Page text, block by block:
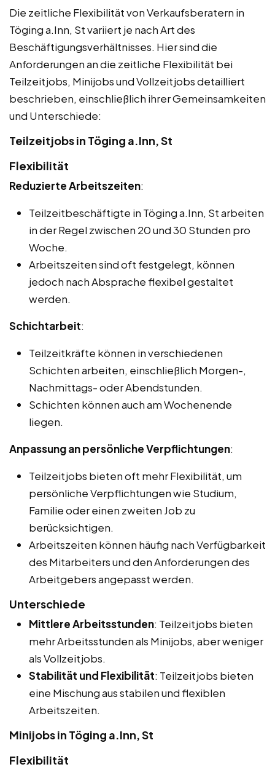
Die zeitliche Flexibilität von Verkaufsberatern in
Töging a.Inn, St variiert je nach Art des
Beschäftigungsverhältnisses. Hier sind die
Anforderungen an die zeitliche Flexibilität bei
Teilzeitjobs, Minijobs und Vollzeitjobs detailliert
beschrieben, einschließlich ihrer Gemeinsamkeiten
und Unterschiede:
Teilzeitjobs in Töging a.Inn, St
Flexibilität
Reduzierte Arbeitszeiten:
Teilzeitbeschäftigte in Töging a.Inn, St arbeiten
in der Regel zwischen 20 und 30 Stunden pro
Woche.
Arbeitszeiten sind oft festgelegt, können
jedoch nach Absprache flexibel gestaltet
werden.
Schichtarbeit:
Teilzeitkräfte können in verschiedenen
Schichten arbeiten, einschließlich Morgen-,
Nachmittags- oder Abendstunden.
Schichten können auch am Wochenende
liegen.
Anpassung an persönliche Verpflichtungen:
Teilzeitjobs bieten oft mehr Flexibilität, um
persönliche Verpflichtungen wie Studium,
Familie oder einen zweiten Job zu
berücksichtigen.
Arbeitszeiten können häufig nach Verfügbarkeit
des Mitarbeiters und den Anforderungen des
Arbeitgebers angepasst werden.
Unterschiede
Mittlere Arbeitsstunden: Teilzeitjobs bieten
mehr Arbeitsstunden als Minijobs, aber weniger
als Vollzeitjobs.
Stabilität und Flexibilität: Teilzeitjobs bieten
eine Mischung aus stabilen und flexiblen
Arbeitszeiten.
Minijobs in Töging a.Inn, St
Flexibilität